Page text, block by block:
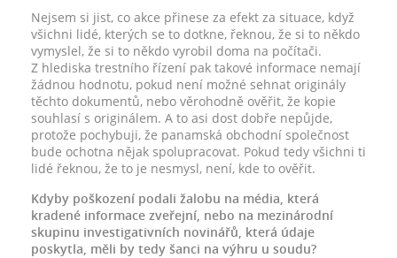
Nejsem si jist, co akce přinese za efekt za situace, když
všichni lidé, kterých se to dotkne, řeknou, že si to někdo
vymyslel, že si to někdo vyrobil doma na počítači.
Z hlediska trestního řízení pak takové informace nemají
žádnou hodnotu, pokud není možné sehnat originály
těchto dokumentů, nebo věrohodně ověřit, že kopie
souhlasí s originálem. A to asi dost dobře nepůjde,
protože pochybuji, že panamská obchodní společnost
bude ochotna nějak spolupracovat. Pokud tedy všichni ti
lidé řeknou, že to je nesmysl, není, kde to ověřit.
Kdyby poškození podali žalobu na média, která
kradené informace zveřejní, nebo na mezinárodní
skupinu investigativních novinářů, která údaje
poskytla, měli by tedy šanci na výhru u soudu?